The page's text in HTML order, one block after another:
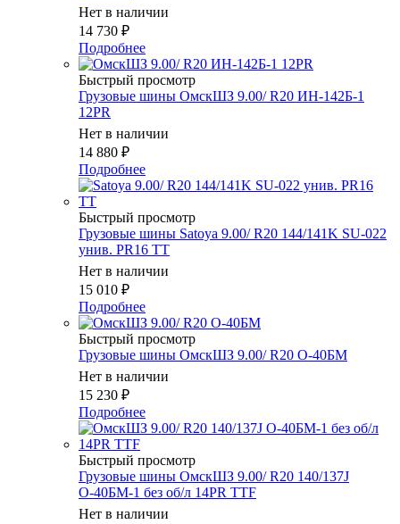
Нет в наличии
14 730 ₽
Подробнее
Быстрый просмотр
Грузовые шины ОмскШЗ 9.00/ R20 ИН-142Б-1
12PR
Нет в наличии
14 880 ₽
Подробнее
Быстрый просмотр
Грузовые шины Satoya 9.00/ R20 144/141K SU-022
унив. PR16 TT
Нет в наличии
15 010 ₽
Подробнее
Быстрый просмотр
Грузовые шины ОмскШЗ 9.00/ R20 О-40БМ
Нет в наличии
15 230 ₽
Подробнее
Быстрый просмотр
Грузовые шины ОмскШЗ 9.00/ R20 140/137J
О-40БМ-1 без об/л 14PR TTF
Нет в наличии